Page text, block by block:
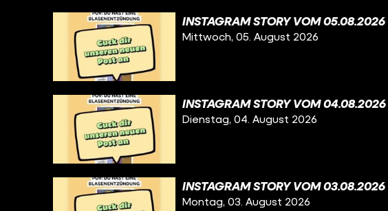
INSTAGRAM STORY VOM 05.08.2026
Mittwoch, 05. August 2026
INSTAGRAM STORY VOM 04.08.2026
Dienstag, 04. August 2026
INSTAGRAM STORY VOM 03.08.2026
Montag, 03. August 2026